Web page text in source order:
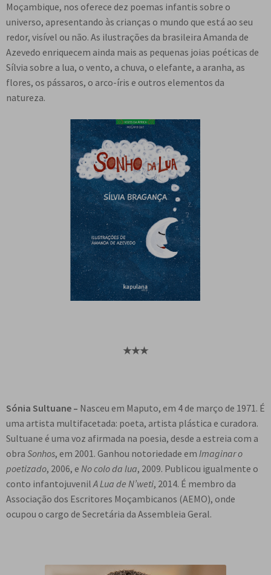
Moçambique, nos oferece dez poemas infantis sobre o
universo, apresentando às crianças o mundo que está ao seu
redor, visível ou não. As ilustrações da brasileira Amanda de
Azevedo enriquecem ainda mais as pequenas joias poéticas de
Sílvia sobre a lua, o vento, a chuva, o elefante, a aranha, as
flores, os pássaros, o arco-íris e outros elementos da
natureza.
★★★
Sónia Sultuane – Nasceu em Maputo, em 4 de março de 1971. É
uma artista multifacetada: poeta, artista plástica e curadora.
Sultuane é uma voz afirmada na poesia, desde a estreia com a
obra Sonhos, em 2001. Ganhou notoriedade em Imaginar o
poetizado, 2006, e No colo da lua, 2009. Publicou igualmente o
conto infantojuvenilA Lua de N’weti, 2014. É membro da
Associação dos Escritores Moçambicanos (AEMO), onde
ocupou o cargo de Secretária da Assembleia Geral.